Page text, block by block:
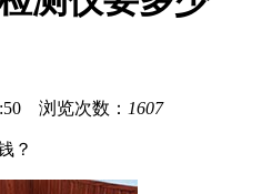
浏览次数： 1607
？